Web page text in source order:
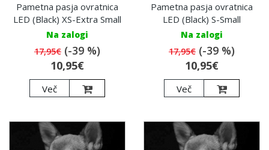
Pametna pasja ovratnica
LED (Black) XS-Extra Small
Na zalogi
17,95€ (-39 %)
10,95€
Več
Pametna pasja ovratnica
LED (Black) S-Small
Na zalogi
17,95€ (-39 %)
10,95€
Več